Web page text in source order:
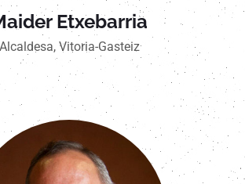
Etxebarria
Alcaldesa, Vitoria-Gasteiz